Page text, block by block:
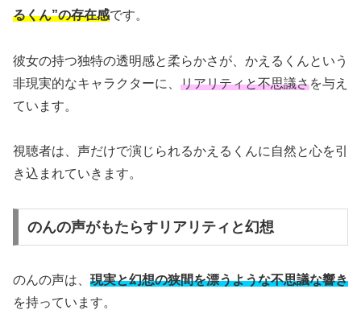
るくん”の存在感です。
彼女の持つ独特の透明感と柔らかさが、かえるくんという
非現実的なキャラクターに、 リアリティと不思議さを与え
ています。
視聴者は、声だけで演じられるかえるくんに自然と心を引
き込まれていきます。
のんの声がもたらすリアリティと幻想
のんの声は、 現実と幻想の狭間を漂うような不思議な響き
を持っています。